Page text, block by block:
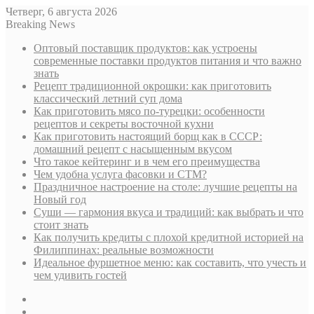
Четверг, 6 августа 2026
Breaking News
Оптовый поставщик продуктов: как устроены
современные поставки продуктов питания и что важно
знать
Рецепт традиционной окрошки: как приготовить
классический летний суп дома
Как приготовить мясо по-турецки: особенности
рецептов и секреты восточной кухни
Как приготовить настоящий борщ как в СССР:
домашний рецепт с насыщенным вкусом
Что такое кейтеринг и в чем его преимущества
Чем удобна услуга фасовки и СТМ?
Праздничное настроение на столе: лучшие рецепты на
Новый год
Суши — гармония вкуса и традиций: как выбрать и что
стоит знать
Как получить кредиты с плохой кредитной историей на
Филиппинах: реальные возможности
Идеальное фуршетное меню: как составить, что учесть и
чем удивить гостей